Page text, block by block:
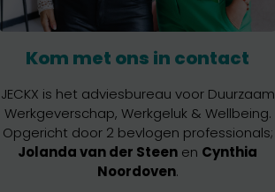
Kom met ons in contact
JECKX is het adviesbureau voor Duurzaam
Werkgeverschap, Werkgeluk & Wellbeing.
Opgericht door 2 bevlogen professionals;
Jolanda van der Steen en Cynthia
Noordoven.